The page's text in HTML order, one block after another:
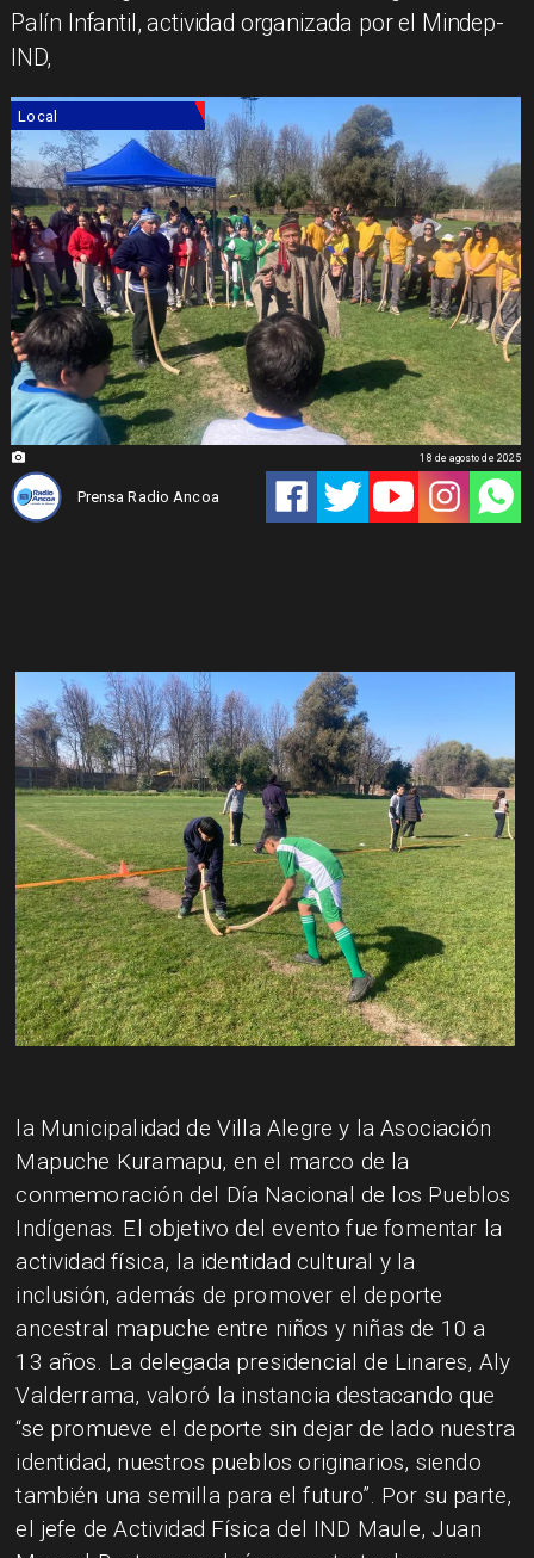
Palín Infantil, actividad organizada por el Mindep-
IND,
Local
Prensa Radio Ancoa
18 de agosto de 2025
la Municipalidad de Villa Alegre y la Asociación
Mapuche Kuramapu, en el marco de la
conmemoración del Día Nacional de los Pueblos
Indígenas. El objetivo del evento fue fomentar la
actividad física, la identidad cultural y la
inclusión, además de promover el deporte
ancestral mapuche entre niños y niñas de 10 a
13 años. La delegada presidencial de Linares, Aly
Valderrama, valoró la instancia destacando que
“se promueve el deporte sin dejar de lado nuestra
identidad, nuestros pueblos originarios, siendo
también una semilla para el futuro”. Por su parte,
el jefe de Actividad Física del IND Maule, Juan